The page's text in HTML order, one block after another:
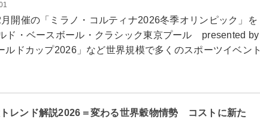
開催の「ミラノ・コルティナ2026冬季オリンピック」を
ド・ベースボール・クラシック東京プール presented by
ルドカップ2026」など世界規模で多くのスポーツイベント
レンド解説2026＝変わる世界穀物情勢 コストに新た